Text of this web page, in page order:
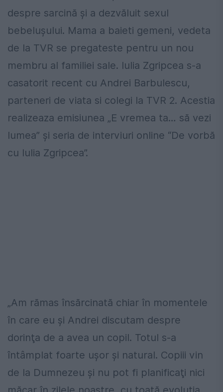
despre sarcină și a dezvăluit sexul
bebelușului. Mama a baieti gemeni, vedeta
de la TVR se pregateste pentru un nou
membru al familiei sale. Iulia Zgripcea s-a
casatorit recent cu Andrei Barbulescu,
parteneri de viata si colegi la TVR 2. Acestia
realizeaza emisiunea „E vremea ta… să vezi
lumea” şi seria de interviuri online “De vorbă
cu Iulia Zgripcea”.
„Am rămas însărcinată chiar în momentele
în care eu şi Andrei discutam despre
dorinţa de a avea un copil. Totul s-a
întâmplat foarte uşor şi natural. Copiii vin
de la Dumnezeu şi nu pot fi planificaţi nici